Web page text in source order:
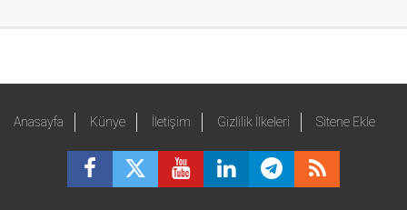
Anasayfa Künye İletişim Gizlilik İlkeleri Sitene Ekle